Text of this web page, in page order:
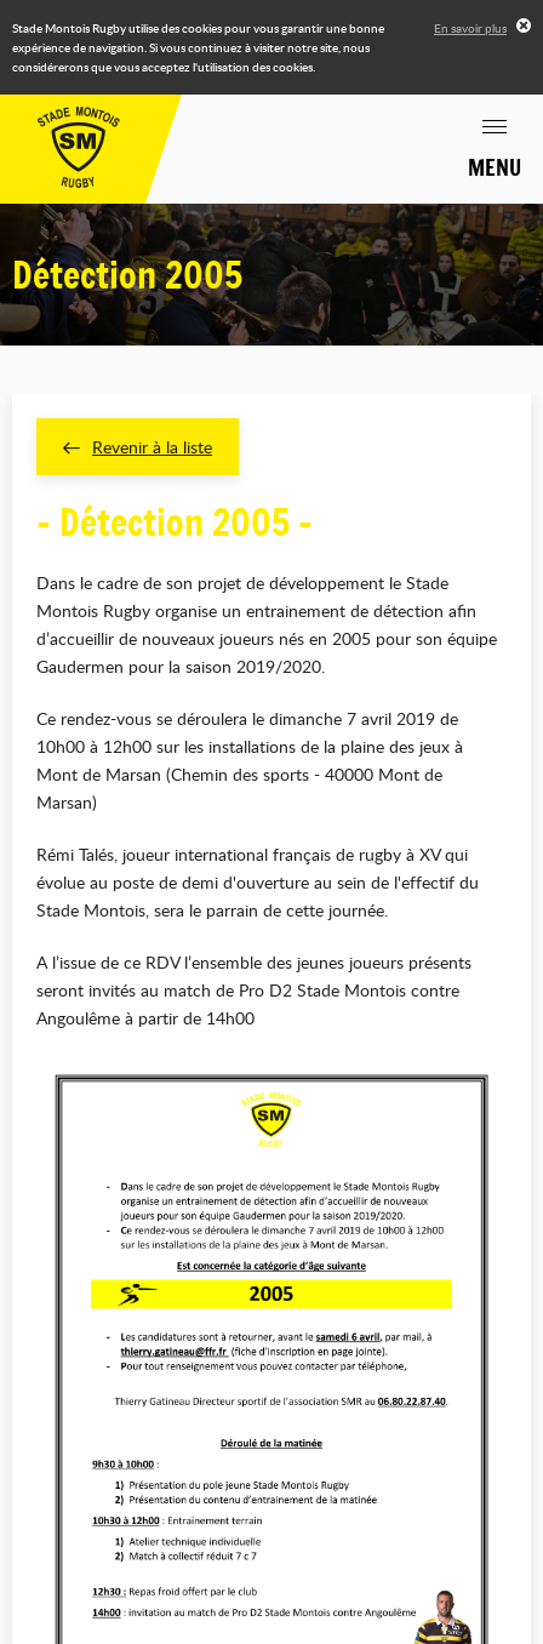
Stade Montois Rugby utilise des cookies pour vous garantir une bonne
expérience de navigation. Si vous continuez à visiter notre site, nous
considérerons que vous acceptez l'utilisation des cookies.
En savoir plus
MENU
Détection 2005
Revenir à la liste
- Détection 2005 -
Dans le cadre de son projet de développement le Stade
Montois Rugby organise un entrainement de détection afin
d’accueillir de nouveaux joueurs nés en 2005 pour son équipe
Gaudermen pour la saison 2019/2020.
Ce rendez-vous se déroulera le dimanche 7 avril 2019 de
10h00 à 12h00 sur les installations de la plaine des jeux à
Mont de Marsan (Chemin des sports - 40000 Mont de
Marsan)
Rémi Talés, joueur international français de rugby à XV qui
évolue au poste de demi d'ouverture au sein de l'effectif du
Stade Montois, sera le parrain de cette journée.
A l’issue de ce RDV l’ensemble des jeunes joueurs présents
seront invités au match de Pro D2 Stade Montois contre
Angoulême à partir de 14h00